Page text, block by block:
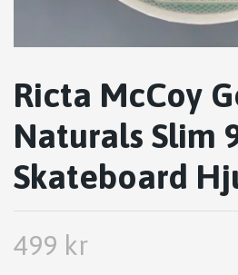
Ricta McCoy
Naturals Slim
Skateboard
499 kr